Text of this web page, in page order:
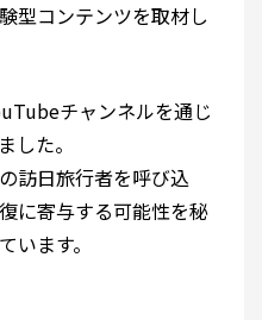
型コンテンツを取材し
チャンネルを通じ
した。
訪日旅行者を呼び込
に寄与する可能性を秘
います。